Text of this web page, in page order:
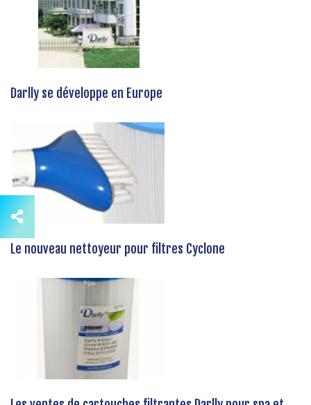
Darlly se développe en Europe
Le nouveau nettoyeur pour filtres Cyclone